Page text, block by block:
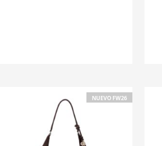
NUEVO FW26